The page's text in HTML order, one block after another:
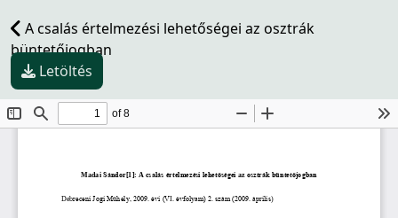
A csalás értelmezési lehetőségei az osztrák
büntetőjogban
Letöltés